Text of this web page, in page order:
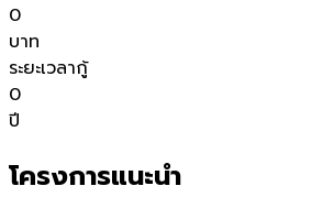
0
บาท
ระยะเวลากู้
0
ปี
โครงการแนะนำ